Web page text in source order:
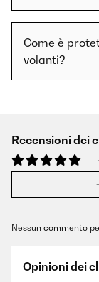
Come è
volanti?
Recensioni dei
Nessun commento
Opinioni dei